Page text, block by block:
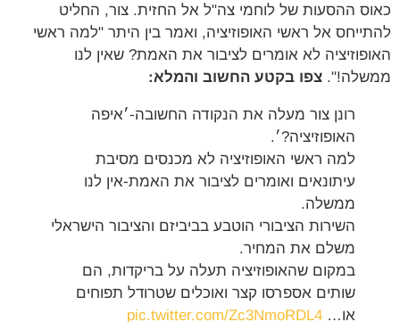
כאוס ההסעות של לוחמי צה"ל אל החזית. צור, החליט
להתייחס אל ראשי האופוזיציה, ואמר בין היתר "למה ראשי
האופוזיציה לא אומרים לציבור את האמת? שאין לנו
ממשלה!". צפו בקטע החשוב והמלא:
רונן צור מעלה את הנקודה החשובה-׳איפה
האופוזיציה?׳.
למה ראשי האופוזיציה לא מכנסים מסיבת
עיתונאים ואומרים לציבור את האמת-אין לנו
ממשלה.
השירות הציבורי הוטבע בביביזם והציבור הישראלי
משלם את המחיר.
במקום שהאופוזיציה תעלה על בריקדות, הם
שותים אספרסו קצר ואוכלים שטרודל תפוחים
או… pic.twitter.com/Zc3NmoRDL4